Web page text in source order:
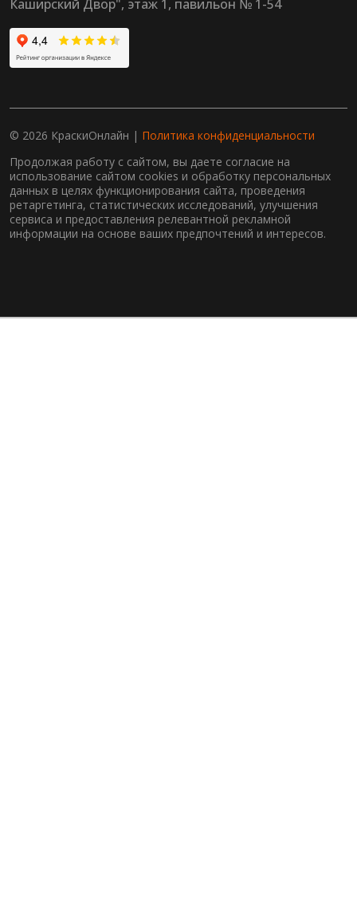
Каширский Двор", этаж 1, павильон № 1-54
© 2026 КраскиОнлайн | Политика конфиденциальности
Продолжая работу с сайтом, вы даете согласие на
использование сайтом cookies и обработку персональных
данных в целях функционирования сайта, проведения
ретаргетинга, статистических исследований, улучшения
сервиса и предоставления релевантной рекламной
информации на основе ваших предпочтений и интересов.